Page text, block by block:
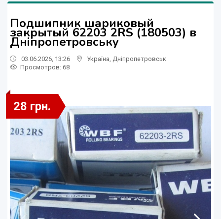
Подшипник шариковый
закрытый 62203 2RS (180503) в
Дніпропетровську
03.06.2026, 13:26 Україна Дніпропетровськ
Просмотров: 68
28 грн.